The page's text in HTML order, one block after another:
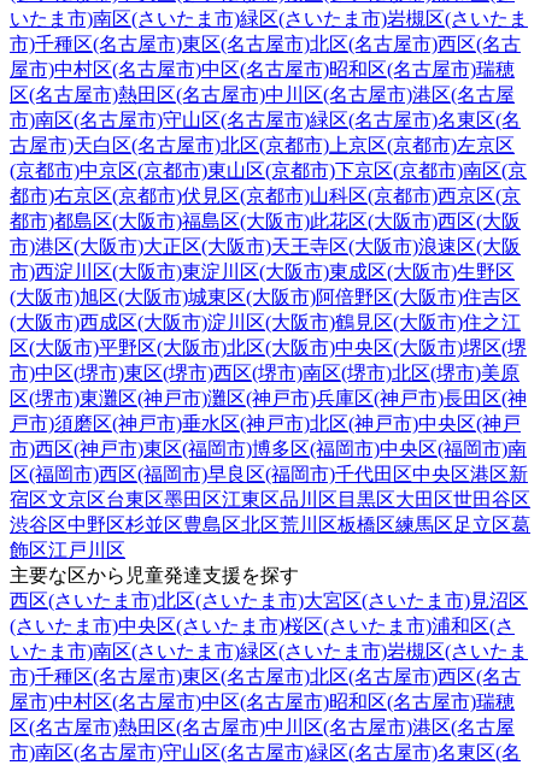
いたま市)南区(さいたま市)緑区(さいたま市)岩槻区(さいたま
市)千種区(名古屋市)東区(名古屋市)北区(名古屋市)西区(名古
屋市)中村区(名古屋市)中区(名古屋市)昭和区(名古屋市)瑞穂
区(名古屋市)熱田区(名古屋市)中川区(名古屋市)港区(名古屋
市)南区(名古屋市)守山区(名古屋市)緑区(名古屋市)名東区(名
古屋市)天白区(名古屋市)北区(京都市) 上京区(京都市)左京区
(京都市)中京区(京都市)東山区(京都市)下京区(京都市)南区(京
都市)右京区(京都市)伏見区(京都市)山科区(京都市)西京区(京
都市)都島区(大阪市)福島区(大阪市)此花区(大阪市)西区(大阪
市)港区(大阪市)大正区(大阪市)天王寺区(大阪市)浪速区(大阪
市)西淀川区(大阪市)東淀川区(大阪市)東成区(大阪市)生野区
(大阪市)旭区(大阪市)城東区(大阪市)阿倍野区(大阪市)住吉区
(大阪市)西成区(大阪市)淀川区(大阪市)鶴見区(大阪市)住之江
区(大阪市)平野区(大阪市)北区(大阪市)中央区(大阪市)堺区(堺
市)中区(堺市)東区(堺市)西区(堺市)南区(堺市)北区(堺市)美原
区(堺市)東灘区(神戸市)灘区(神戸市)兵庫区(神戸市)長田区(神
戸市)須磨区(神戸市)垂水区(神戸市)北区(神戸市)中央区(神戸
市)西区(神戸市)東区(福岡市)博多区(福岡市)中央区(福岡市)南
区(福岡市)西区(福岡市)早良区(福岡市)千代田区中央区港区新
宿区文京区台東区墨田区江東区品川区 目黒区大田区世田谷区
渋谷区中野区杉並区豊島区北区荒川区板橋区練馬区足立区葛
飾区江戸川区
主要な区から児童発達支援を探す
西区(さいたま市)北区(さいたま市)大宮区(さいたま市)見沼区
(さいたま市)中央区(さいたま市)桜区(さいたま市)浦和区(さ
いたま市)南区(さいたま市)緑区(さいたま市)岩槻区(さいたま
市)千種区(名古屋市)東区(名古屋市)北区(名古屋市)西区(名古
屋市)中村区(名古屋市)中区(名古屋市)昭和区(名古屋市)瑞穂
区(名古屋市)熱田区(名古屋市)中川区(名古屋市)港区(名古屋
市)南区(名古屋市)守山区(名古屋市)緑区(名古屋市)名東区(名